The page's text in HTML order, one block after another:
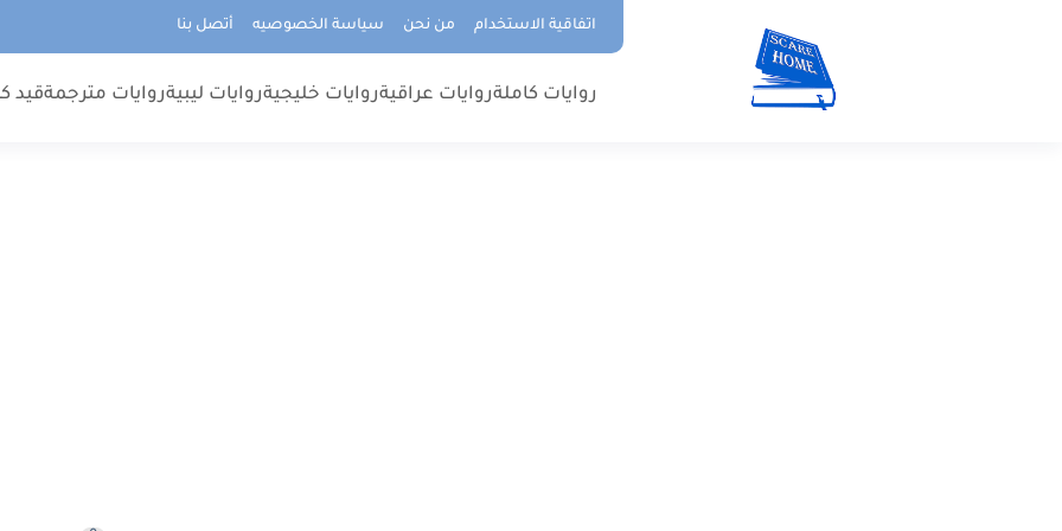
اتفاقية الاستخدام من نحن سياسة الخصوصيه أتصل بنا
روايات كاملةروايات عراقيةروايات خليجيةروايات ليبيةروايات مترجمةقيد